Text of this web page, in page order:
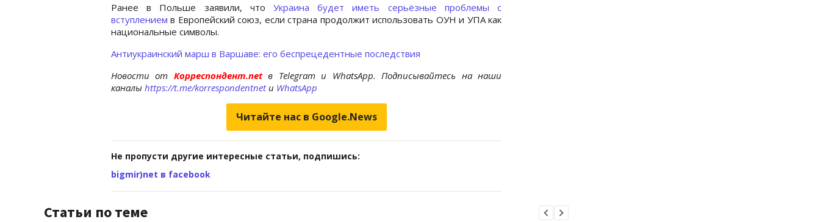
Ранее в Польше заявили, что Украина будет иметь серьёзные проблемы с
вступлением в Европейский союз, если страна продолжит использовать ОУН и УПА как
национальные символы.
Антиукраинский марш в Варшаве: его беспрецедентные последствия
Новости от Корреспондент.netв Telegram и WhatsApp. Подписывайтесь на наши
каналы https://t.me/korrespondentnetи WhatsApp
Читайте нас в Google.News
Не пропусти другие интересные статьи, подпишись:
bigmir)net в facebook
Статьи по теме